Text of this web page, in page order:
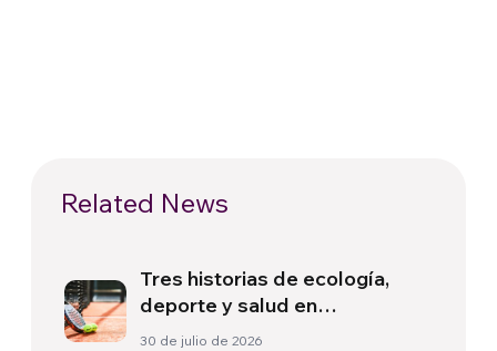
Related News
Tres historias de ecología,
deporte y salud en
Sudamérica
30 de julio de 2026